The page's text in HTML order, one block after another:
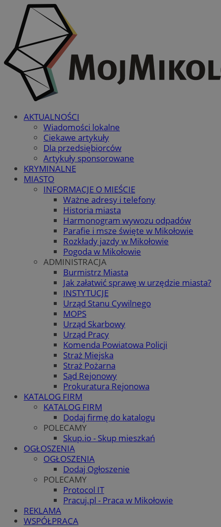
AKTUALNOŚCI
Wiadomości lokalne
Ciekawe artykuły
Dla przedsiębiorców
Artykuły sponsorowane
KRYMINALNE
MIASTO
INFORMACJE O MIEŚCIE
Ważne adresy i telefony
Historia miasta
Harmonogram wywozu odpadów
Parafie i msze święte w Mikołowie
Rozkłady jazdy w Mikołowie
Pogoda w Mikołowie
ADMINISTRACJA
Burmistrz Miasta
Jak załatwić sprawę w urzędzie miasta?
INSTYTUCJE
Urząd Stanu Cywilnego
MOPS
Urząd Skarbowy
Urząd Pracy
Komenda Powiatowa Policji
Straż Miejska
Straż Pożarna
Sąd Rejonowy
Prokuratura Rejonowa
KATALOG FIRM
KATALOG FIRM
Dodaj firmę do katalogu
POLECAMY
Skup.io - Skup mieszkań
OGŁOSZENIA
OGŁOSZENIA
Dodaj Ogłoszenie
POLECAMY
Protocol IT
Pracuj.pl - Praca w Mikołowie
REKLAMA
WSPÓŁPRACA